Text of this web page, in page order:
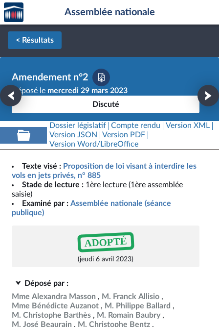
Aller au contenu
Aller en bas de la page
Accèder
à la
page
d'accueil
Assemblée nationale
< Résultats
Amendement n°2
Déposé le mercredi 29 mars 2023
Discuté
Dossier législatif Compte rendu
Version XML
Version JSON
Version PDF
Version Word/LibreOffice
Texte visé : Proposition de loi visant à interdire les
vols en jets privés, n° 885
Stade de lecture : 1ère lecture (1ère assemblée
saisie)
Examiné par : Assemblée nationale (séance
publique)
ADOPTÉ
(jeudi 6 avril 2023)
Déposé par :
Mme Alexandra Masson
M. Franck Allisio
Mme Bénédicte Auzanot
M. Philippe Ballard
M. Christophe Barthès
M. Romain Baubry
M. José Beaurain
M. Christophe Bentz